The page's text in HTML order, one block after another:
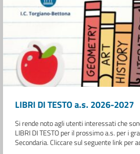
LIBRI DI TESTO a.s. 2026-2027
Si rende noto agli utenti interessati che
LIBRI DI TESTO per il prossimo a.s. per i
Secondaria. Cliccare sul seguente link per